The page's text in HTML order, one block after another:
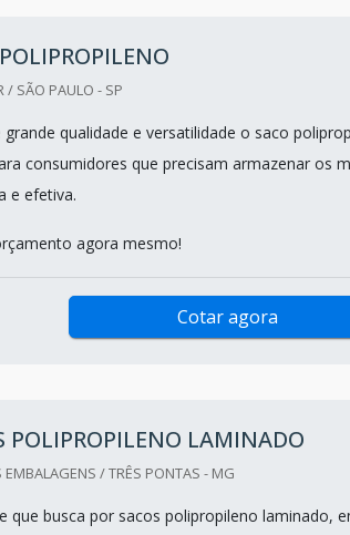
/ SÃO PAULO - SP
qualidade e versatilidade o saco
consumidores que precisam armazenar os
e efetiva.
agora mesmo!
Cotar agora
POLIPROPILENO LAMINADO
EMBALAGENS / TRÊS PONTAS - MG
que busca por sacos polipropileno laminado,